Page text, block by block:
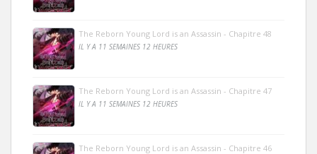
The Reborn Young Lord is an Assassin - Chapitre 48
IL Y A 11 SEMAINES 12 HEURES
The Reborn Young Lord is an Assassin - Chapitre 47
IL Y A 11 SEMAINES 12 HEURES
The Reborn Young Lord is an Assassin - Chapitre 46